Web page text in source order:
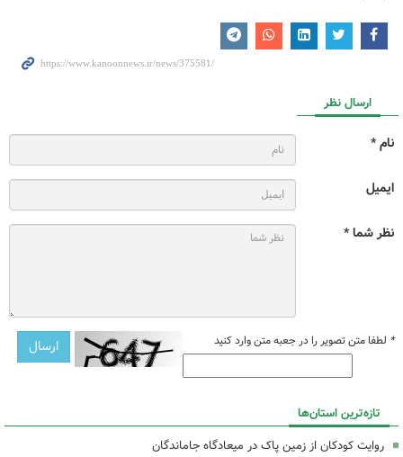
ارسال نظر
نام *
ایمیل
نظر شما *
* لطفا متن تصویر را در جعبه متن وارد کنید
تازه‌ترین استان‌ها
روایت کودکان از زمین پاک در میعادگاه جاماندگان